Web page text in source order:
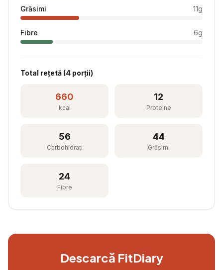
Grăsimi 11g
Fibre 6g
Total rețetă (4 porții)
660
kcal
12
Proteine
56
Carbohidrați
44
Grăsimi
24
Fibre
Descarcă FitDiary